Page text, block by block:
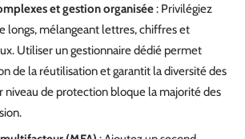
et gestion organisée: Privilégiez
longs, mélangeant lettres, chiffres et
Utiliser un gestionnaire dédié permet
de la réutilisation et garantit la diversité des
niveau de protection bloque la majorité des